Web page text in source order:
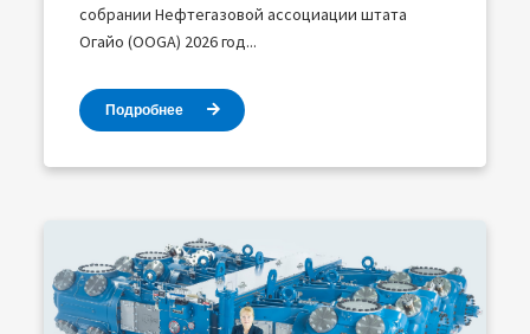
собрании Нефтегазовой ассоциации штата
Огайо (OOGA) 2026 год...
Подробнее